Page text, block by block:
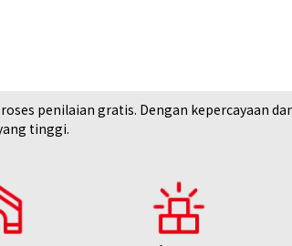
18K gold (K18)
50,2g
penilaian gratis. Dengan kepercayaan
tinggi.